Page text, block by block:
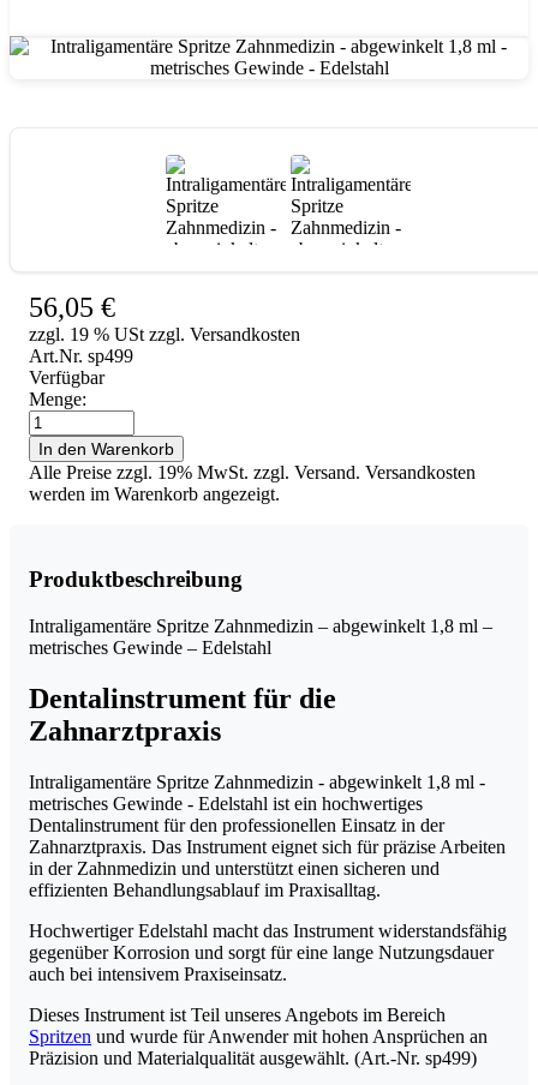
56,05 €
zzgl. 19 % USt zzgl. Versandkosten
Art.Nr. sp499
Verfügbar
Menge:
Intraligamentäre
Spritze
Zahnmedizin
-
abgewinkelt
-
metrisches
-
Edelstahl
In den Warenkorb
Alle Preise zzgl. 19% MwSt. zzgl. Versand. Versandkosten
werden im Warenkorb angezeigt.
Produktbeschreibung
Intraligamentäre Spritze Zahnmedizin – abgewinkelt 1,8 ml –
metrisches Gewinde – Edelstahl
Dentalinstrument für die
Zahnarztpraxis
Intraligamentäre Spritze Zahnmedizin - abgewinkelt 1,8 ml -
metrisches Gewinde - Edelstahl ist ein hochwertiges
Dentalinstrument für den professionellen Einsatz in der
Zahnarztpraxis. Das Instrument eignet sich für präzise Arbeiten
in der Zahnmedizin und unterstützt einen sicheren und
effizienten Behandlungsablauf im Praxisalltag.
Hochwertiger Edelstahl macht das Instrument widerstandsfähig
gegenüber Korrosion und sorgt für eine lange Nutzungsdauer
auch bei intensivem Praxiseinsatz.
Dieses Instrument ist Teil unseres Angebots im Bereich
Spritzen und wurde für Anwender mit hohen Ansprüchen an
Präzision und Materialqualität ausgewählt. (Art.-Nr. sp499)